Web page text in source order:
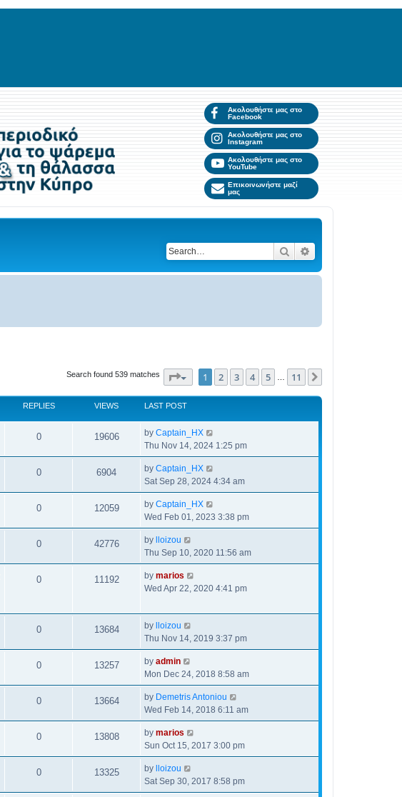
Ακολουθήστε μας στο
Facebook
Ακολουθήστε μας στο
Instagram
Ακολουθήστε μας στο
YouTube
Επικοινωνήστε μαζί
μας
Search
Search found 539 matches Page1 of 11
1 2 3 4 5 11
REPLIES VIEWS LAST POST
0 19606 by Captain_HX
Thu Nov 14, 2024 1:25 pm
0 6904 by Captain_HX
Sat Sep 28, 2024 4:34 am
0 12059 by Captain_HX
Wed Feb 01, 2023 3:38 pm
0 42776 by
lloizou
Thu Sep 10, 2020 11:56 am
0 11192 by marios
Wed Apr 22, 2020 4:41 pm
0 13684 by
lloizou
Thu Nov 14, 2019 3:37 pm
0 13257 by admin
Mon Dec 24, 2018 8:58 am
0 13664 by Demetris Antoniou
Wed Feb 14, 2018 6:11 am
0 13808 by marios
Sun Oct 15, 2017 3:00 pm
0 13325 by
lloizou
Sat Sep 30, 2017 8:58 pm